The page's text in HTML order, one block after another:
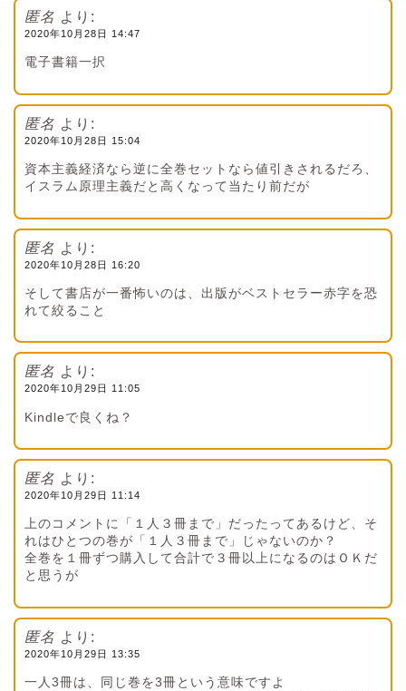
匿名 より:
2020年10月28日 14:47
電子書籍一択
匿名 より:
2020年10月28日 15:04
資本主義経済なら逆に全巻セットなら値引きされるだろ、
イスラム原理主義だと高くなって当たり前だが
匿名 より:
2020年10月28日 16:20
そして書店が一番怖いのは、出版がベストセラー赤字を恐
れて絞ること
匿名 より:
2020年10月29日 11:05
Kindleで良くね？
匿名 より:
2020年10月29日 11:14
上のコメントに「１人３冊まで」だったってあるけど、そ
れはひとつの巻が「１人３冊まで」じゃないのか？
全巻を１冊ずつ購入して合計で３冊以上になるのはＯＫだ
と思うが
匿名 より:
2020年10月29日 13:35
一人3冊は、同じ巻を3冊という意味ですよ